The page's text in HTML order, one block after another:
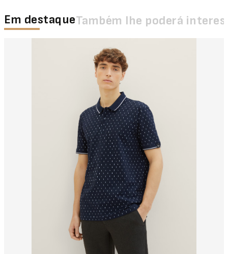
Em destaqueTambém lhe poderá